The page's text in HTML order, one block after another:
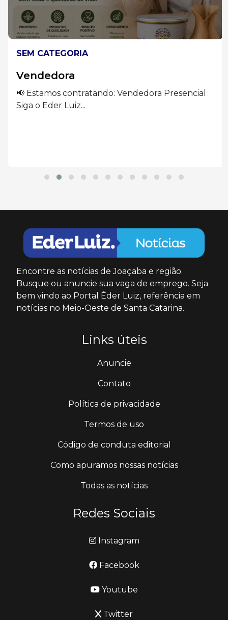
SEM CATEGORIA
Vendedora
📢 Estamos contratando: Vendedora Presencial
Siga o Eder Luiz...
Encontre as notícias de Joaçaba e região.
Busque ou anuncie sua vaga de emprego. Seja
bem vindo ao Portal Éder Luiz, referência em
notícias no Meio-Oeste de Santa Catarina.
Links úteis
Anuncie
Contato
Política de privacidade
Termos de uso
Código de conduta editorial
Como apuramos nossas notícias
Todas as notícias
Redes Sociais
Instagram
Facebook
Youtube
Twitter